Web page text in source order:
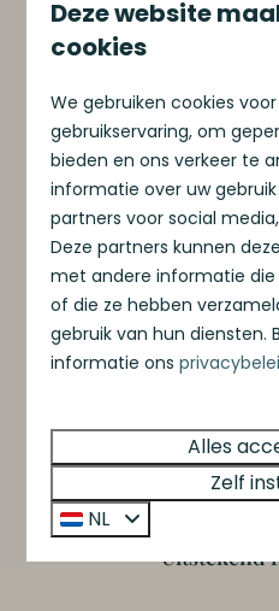
Duurzame
Uitstekend
Deze website
cookies
We gebruiken cookies
gebruikservaring, om
bieden en ons verkeer te
informatie over uw
partners voor social
Deze partners kunnen
met andere informatie
of die ze hebben
gebruik van hun diensten.
informatie ons
Alles
Zelf
NL